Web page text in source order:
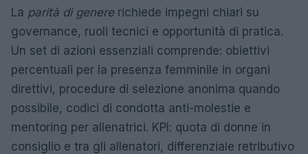
La parità di genererichiede impegni chiari su
governance, ruoli tecnici e opportunità di pratica.
Un set di azioni essenziali comprende: obiettivi
percentuali per la presenza femminile in organi
direttivi, procedure di selezione anonima quando
possibile, codici di condotta anti-molestie e
mentoring per allenatrici. KPI: quota di donne in
consiglio e tra gli allenatori, differenziale retributivo